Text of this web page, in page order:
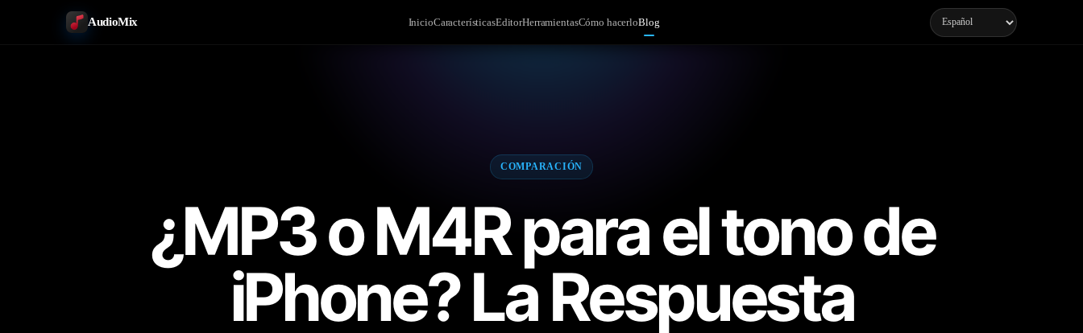
AudioMix InicioCaracterísticasEditorHerramientasCómo hacerloBlog
COMPARACIÓN
¿MP3 o M4R para el tono de
iPhone? La Respuesta